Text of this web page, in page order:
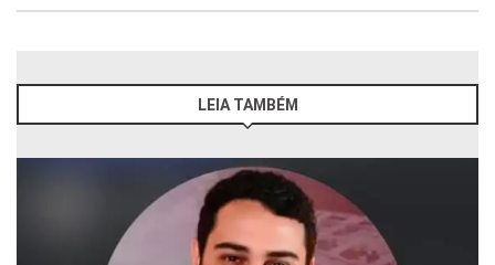
LEIA TAMBÉM